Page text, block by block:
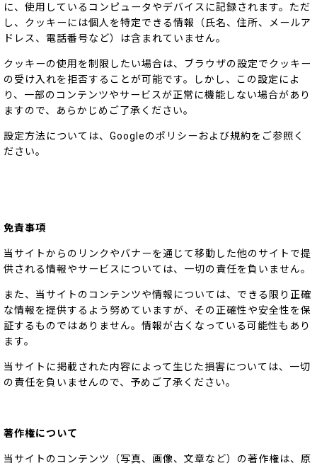
に、使用しているコンピュータやデバイスに記録されます。ただ
し、クッキーには個人を特定できる情報（氏名、住所、メールア
ドレス、電話番号など）は含まれていません。
クッキーの使用を制限したい場合は、ブラウザの設定でクッキー
の受け入れを拒否することが可能です。しかし、この設定によ
り、一部のコンテンツやサービスが正常に機能しない場合があり
ますので、あらかじめご了承ください。
設定方法については、Googleのポリシーおよび規約をご参照く
ださい。
免責事項
当サイトからのリンクやバナーを通じて移動した他のサイトで提
供される情報やサービスについては、一切の責任を負いません。
また、当サイトのコンテンツや情報については、できる限り正確
な情報を提供するよう努めていますが、その正確性や安全性を保
証するものではありません。情報が古くなっている可能性もあり
ます。
当サイトに掲載された内容によって生じた損害については、一切
の責任を負いませんので、予めご了承ください。
著作権について
当サイトのコンテンツ（写真、画像、文章など）の著作権は、原